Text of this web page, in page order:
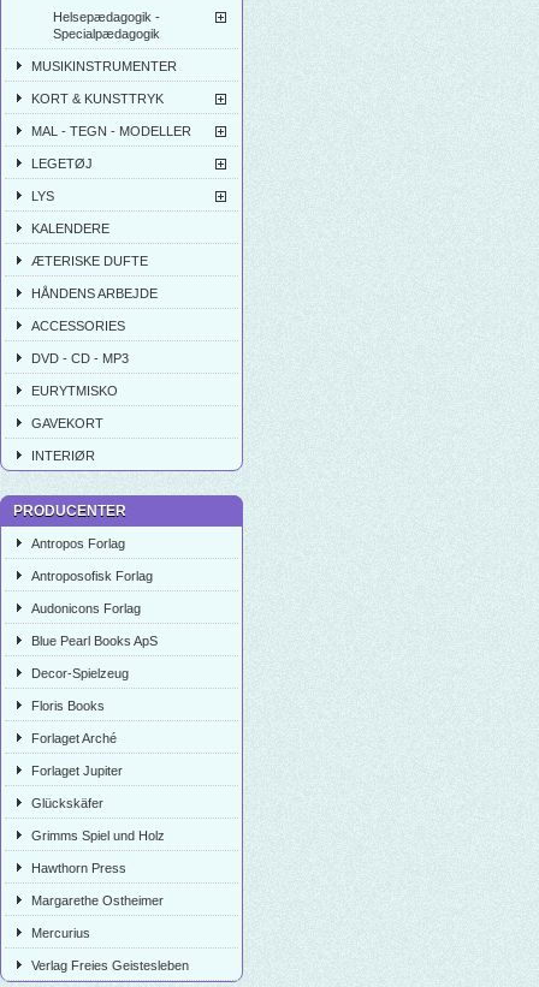
Helsepædagogik -
Specialpædagogik
MUSIKINSTRUMENTER
KORT & KUNSTTRYK
MAL - TEGN - MODELLER
LEGETØJ
LYS
KALENDERE
ÆTERISKE DUFTE
HÅNDENS ARBEJDE
ACCESSORIES
DVD - CD - MP3
EURYTMISKO
GAVEKORT
INTERIØR
PRODUCENTER
Antropos Forlag
Antroposofisk Forlag
Audonicons Forlag
Blue Pearl Books ApS
Decor-Spielzeug
Floris Books
Forlaget Arché
Forlaget Jupiter
Glückskäfer
Grimms Spiel und Holz
Hawthorn Press
Margarethe Ostheimer
Mercurius
Verlag Freies Geistesleben